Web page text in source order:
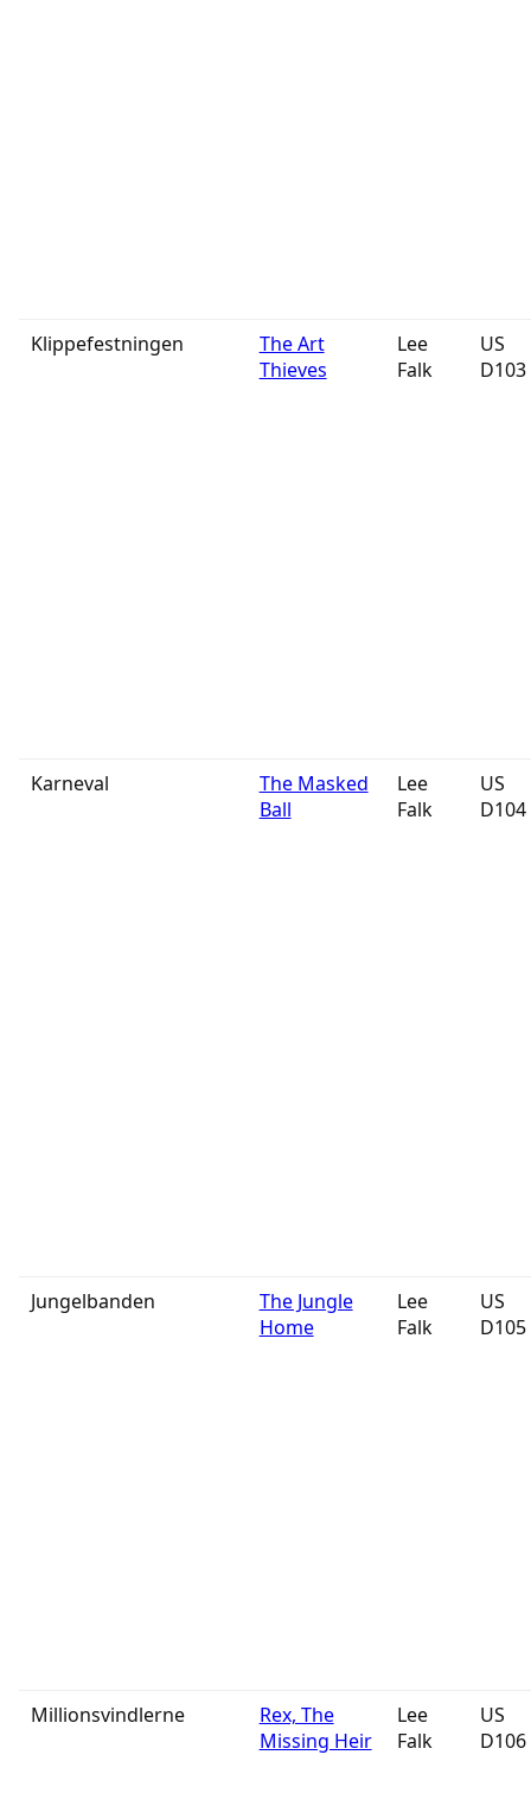
Klippefestningen
The Art
Thieves
Lee
Falk
US
D103
Karneval
The Masked
Ball
Lee
Falk
US
D104
Jungelbanden
The Jungle
Home
Lee
Falk
US
D105
Millionsvindlerne
Rex, The
Missing Heir
Lee
Falk
US
D106